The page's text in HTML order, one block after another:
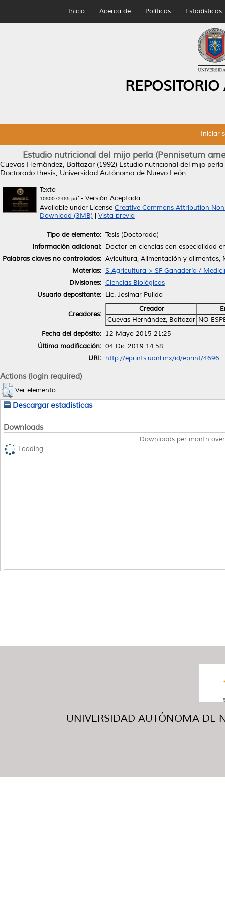
Inicio Acerca de Políticas Estadísticas
Iniciar
Estudio nutricional del mijo perla (Pennisetum
Cuevas Hernández, Baltazar (1992) Estudio nutricional del mijo
Doctorado thesis, Universidad Autónoma de Nuevo León.
Texto
1080072485.pdf- Versión Aceptada
Available under License Creative Commons Attribution
Download (3MB)
Vista previa
Tipo de elemento: Tesis (Doctorado)
Información adicional: Doctor en ciencias con especialidad
Palabras claves no controlados: Avicultura, Alimentación y alimentos,
Materias: S Agricultura > SF Ganadería /
Divisiones: Ciencias Biológicas
Usuario depositante: Lic. Josimar Pulido
Creadores:
Creador
Cuevas Hernández, Baltazar NO
Fecha del depósito: 12 Mayo 2015 21:25
Última modificación: 04 Dic 2019 14:58
URI: http://eprints.uanl.mx/id/eprint/4696
Actions (login required)
Ver elemento
Descargar estadísticas
Downloads
Downloads per month
Loading...
UNIVERSIDAD AUTÓNOMA DE